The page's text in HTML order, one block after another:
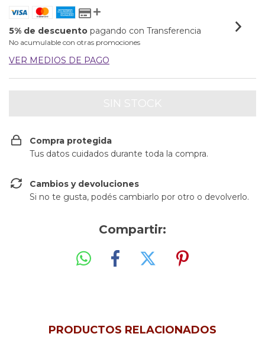
5% de descuento pagando con Transferencia
No acumulable con otras promociones
VER MEDIOS DE PAGO
Compra protegida
Tus datos cuidados durante toda la compra.
Cambios y devoluciones
Si no te gusta, podés cambiarlo por otro o devolverlo.
Compartir:
PRODUCTOS RELACIONADOS